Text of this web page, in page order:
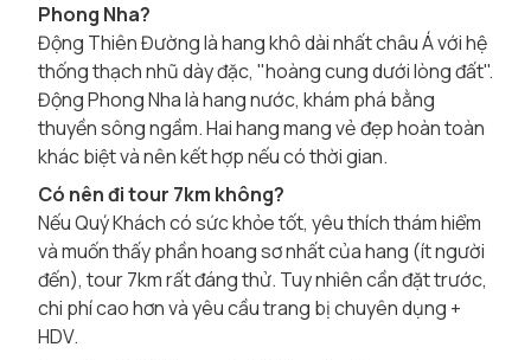
Phong Nha?
Động Thiên Đường là hang khô dài nhất châu Á với hệ
thống thạch nhũ dày đặc, "hoàng cung dưới lòng đất".
Động Phong Nha là hang nước, khám phá bằng
thuyền sông ngầm. Hai hang mang vẻ đẹp hoàn toàn
khác biệt và nên kết hợp nếu có thời gian.
Có nên đi tour 7km không?
Nếu Quý Khách có sức khỏe tốt, yêu thích thám hiểm
và muốn thấy phần hoang sơ nhất của hang (ít người
đến), tour 7km rất đáng thử. Tuy nhiên cần đặt trước,
chi phí cao hơn và yêu cầu trang bị chuyên dụng +
HDV.